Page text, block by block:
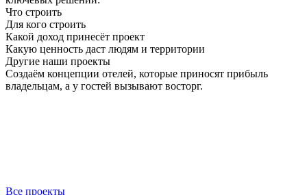
Что строить
Для кого строить
Какой доход принесёт проект
Какую ценность даст людям и территории
Другие наши проекты
Создаём концепции отелей, которые приносят прибыль
владельцам, а у гостей вызывают восторг.
Все проекты